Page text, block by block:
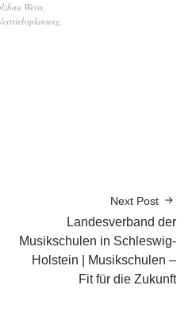
Weiss,
,
Next Post
Landesverband der
Musikschulen in Schleswig-
Holstein | Musikschulen –
Fit für die Zukunft